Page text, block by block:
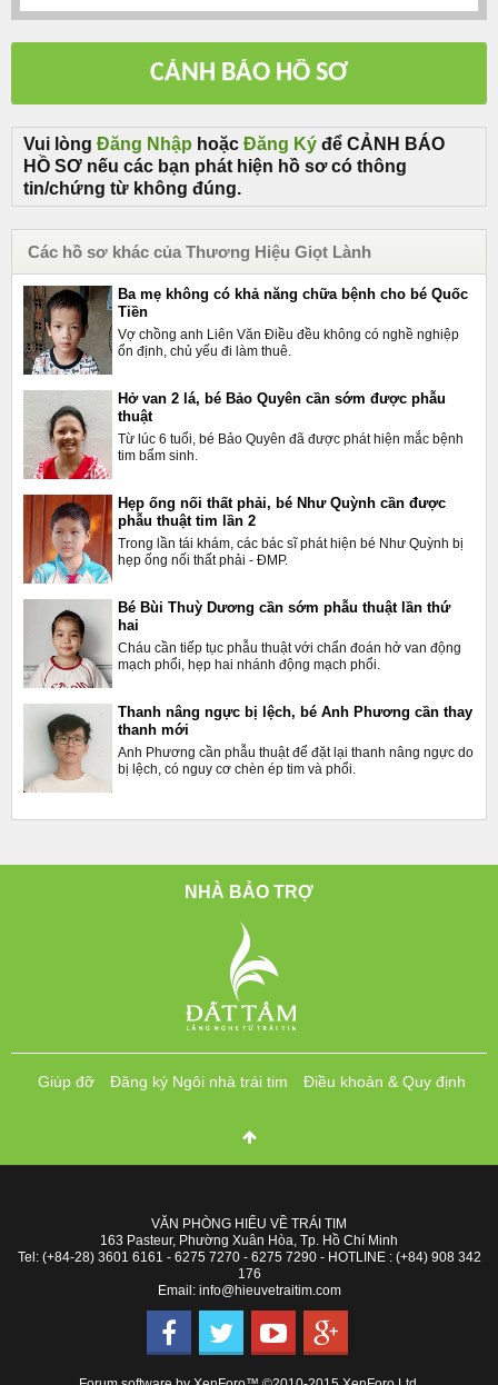
Vui lòng Đăng Nhập hoặc Đăng Ký để CẢNH BÁO
HỒ SƠ nếu các bạn phát hiện hồ sơ có thông
tin/chứng từ không đúng.
Các hồ sơ khác của Thương Hiệu Giọt Lành
Ba mẹ không có khả năng chữa bệnh cho bé Quốc
Tiền
Vợ chồng anh Liên Văn Điều đều không có nghề nghiệp
ổn định, chủ yếu đi làm thuê.
Hở van 2 lá, bé Bảo Quyên cần sớm được phẫu
thuật
Từ lúc 6 tuổi, bé Bảo Quyên đã được phát hiện mắc bệnh
tim bẩm sinh.
Hẹp ống nối thất phải, bé Như Quỳnh cần được
phẫu thuật tim lần 2
Trong lần tái khám, các bác sĩ phát hiện bé Như Quỳnh bị
hẹp ống nối thất phải - ĐMP.
Bé Bùi Thuỳ Dương cần sớm phẫu thuật lần thứ
hai
Cháu cần tiếp tục phẫu thuật với chẩn đoán hở van động
mạch phổi, hẹp hai nhánh động mạch phổi.
Thanh nâng ngực bị lệch, bé Anh Phương cần thay
thanh mới
Anh Phương cần phẫu thuật để đặt lại thanh nâng ngực do
bị lệch, có nguy cơ chèn ép tim và phổi.
NHÀ BẢO TRỢ
Giúp đỡ Đăng ký Ngôi nhà trái tim Điều khoản & Quy định
VĂN PHÒNG HIỂU VỀ TRÁI TIM
163 Pasteur, Phường Xuân Hòa, Tp. Hồ Chí Minh
Tel: (+84-28) 3601 6161 - 6275 7270 - 6275 7290 - HOTLINE : (+84) 908 342
176
Email: info@hieuvetraitim.com